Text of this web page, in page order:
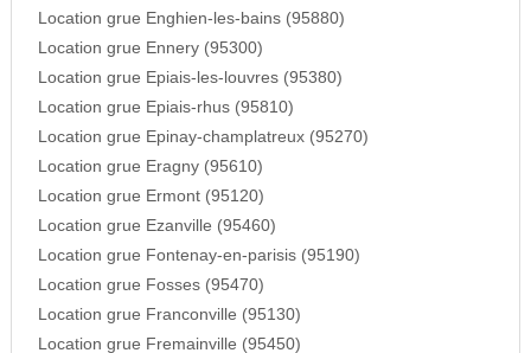
Location grue Enghien-les-bains (95880)
Location grue Ennery (95300)
Location grue Epiais-les-louvres (95380)
Location grue Epiais-rhus (95810)
Location grue Epinay-champlatreux (95270)
Location grue Eragny (95610)
Location grue Ermont (95120)
Location grue Ezanville (95460)
Location grue Fontenay-en-parisis (95190)
Location grue Fosses (95470)
Location grue Franconville (95130)
Location grue Fremainville (95450)